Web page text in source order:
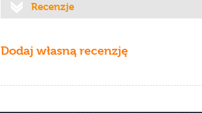
Recenzje
Dodaj własną recenzję